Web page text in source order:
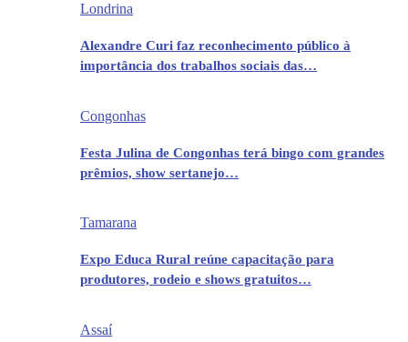
Londrina
Alexandre Curi faz reconhecimento público à
importância dos trabalhos sociais das…
Congonhas
Festa Julina de Congonhas terá bingo com grandes
prêmios, show sertanejo…
Tamarana
Expo Educa Rural reúne capacitação para
produtores, rodeio e shows gratuitos…
Assaí